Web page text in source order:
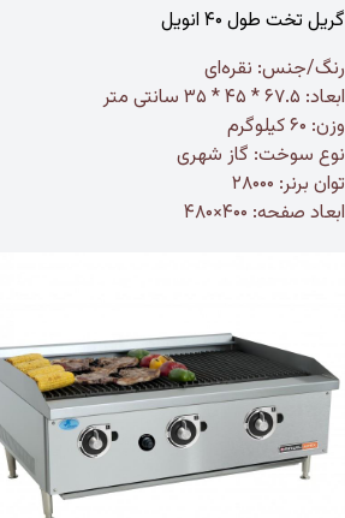
گریل تخت طول ۴۰ انویل
رنگ/جنس: نقره‌ای
ابعاد: ۶۷.۵ * ۴۵ * ۳۵ سانتی متر
وزن: ۶۰ کیلوگرم
نوع سوخت: گاز شهری
توان برنر: ۲۸۰۰۰
ابعاد صفحه: ۴۰۰×۴۸۰